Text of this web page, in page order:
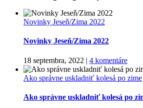
Novinky Jeseň/Zima 2022
Novinky Jeseň/Zima 2022
18 septembra, 2022 | 4 komentáre
Ako správne uskladniť kolesá po zime
Ako správne uskladniť kolesá po